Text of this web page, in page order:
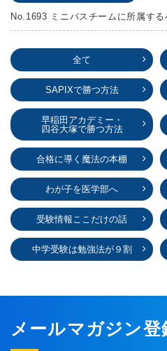
全て
SAPIXで勝つ方法
早稲田アカデミー・
四谷大塚で勝つ方法
合格に導く魔法の本棚
わが子を医学部へ
受験情報ここだけの話
中学受験は勉強法が９割
メールマガジン登